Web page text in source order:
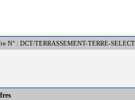
N° : DCT/TERRASSEMENT-TERRE-